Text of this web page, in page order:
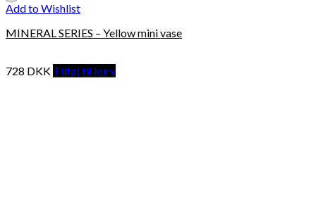
Add to Wishlist
MINERAL SERIES – Yellow mini vase
728 DKK Tilføj til kurv